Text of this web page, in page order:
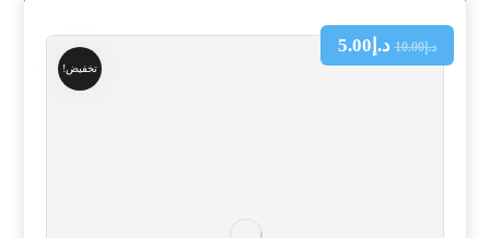
تخفيض!
د.إ10.00 د.إ 5.00